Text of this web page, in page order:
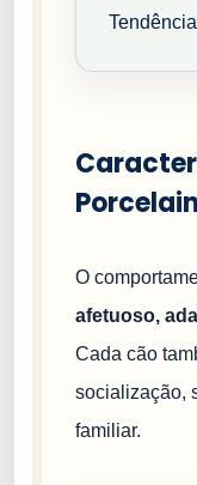
O
afetuoso,
Cada cão
socialização,
familiar.